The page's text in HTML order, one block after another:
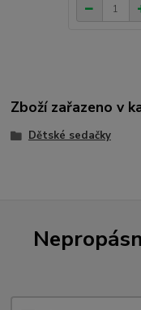
Zboží zařazeno v
Dětské sedačky